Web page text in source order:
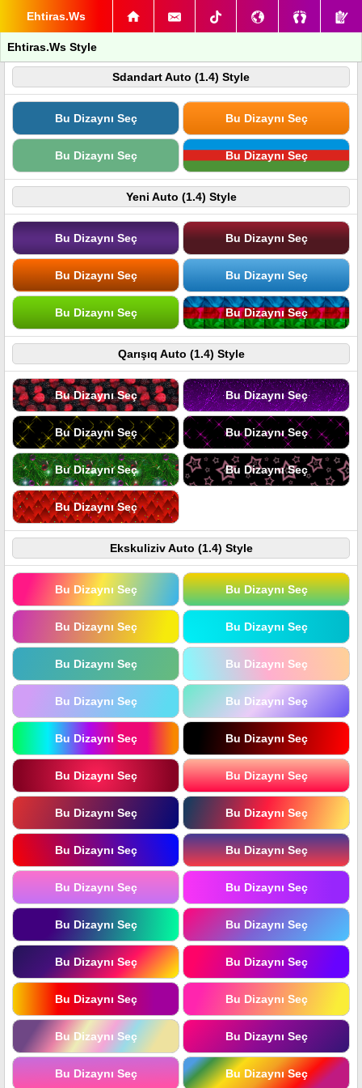
Ehtiras.Ws
Ehtiras.Ws Style
Sdandart Auto (1.4) Style
Bu Dizaynı Seç Bu Dizaynı Seç
Bu Dizaynı Seç Bu Dizaynı Seç
Yeni Auto (1.4) Style
Bu Dizaynı Seç Bu Dizaynı Seç
Bu Dizaynı Seç Bu Dizaynı Seç
Bu Dizaynı Seç Bu Dizaynı Seç
Qarışıq Auto (1.4) Style
Bu Dizaynı Seç Bu Dizaynı Seç
Bu Dizaynı Seç Bu Dizaynı Seç
Bu Dizaynı Seç Bu Dizaynı Seç
Bu Dizaynı Seç
Ekskuliziv Auto (1.4) Style
Bu Dizaynı Seç Bu Dizaynı Seç
Bu Dizaynı Seç Bu Dizaynı Seç
Bu Dizaynı Seç Bu Dizaynı Seç
Bu Dizaynı Seç Bu Dizaynı Seç
Bu Dizaynı Seç Bu Dizaynı Seç
Bu Dizaynı Seç Bu Dizaynı Seç
Bu Dizaynı Seç Bu Dizaynı Seç
Bu Dizaynı Seç Bu Dizaynı Seç
Bu Dizaynı Seç Bu Dizaynı Seç
Bu Dizaynı Seç Bu Dizaynı Seç
Bu Dizaynı Seç Bu Dizaynı Seç
Bu Dizaynı Seç Bu Dizaynı Seç
Bu Dizaynı Seç Bu Dizaynı Seç
Bu Dizaynı Seç Bu Dizaynı Seç